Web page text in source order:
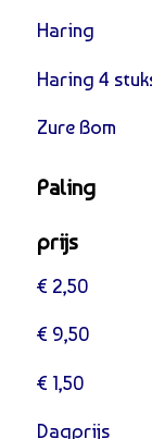
Haring
Haring 4
Zure Bom
Paling
prijs
€ 2,50
€ 9,50
€ 1,50
Dagprijs